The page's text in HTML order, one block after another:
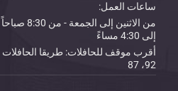
ساعات العمل:
من الاثنين إلى الجمعة - من 8:30 صباحاً
إلى 4:30 مساءً
أقرب موقف للحافلات: طريقا الحافلات
92، 87